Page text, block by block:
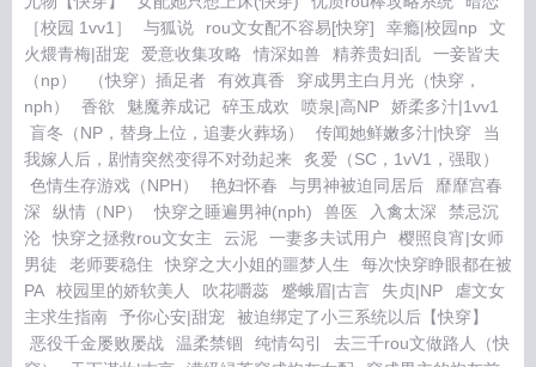
［校园 1vv1］
与狐说 rou文女配不容易[快穿] 幸瘾|校园np
文
火煨青梅|甜宠
爱意收集攻略 情深如兽 精养贵妇|乱
一妾皆夫
（np）
（快穿）插足者 有效真香
穿成男主白月光（快穿，
nph）
香欲 魅魔养成记 碎玉成欢 喷泉|高NP
娇柔多汁|1vv1
盲冬（NP，替身上位，追妻火葬场）
传闻她鲜嫩多汁|快穿
当
我嫁人后，剧情突然变得不对劲起来
炙爱（SC，1vV1，强取）
色情生存游戏（NPH）
艳妇怀春 与男神被迫同居后
靡靡宫春
深
纵情（NP） 快穿之睡遍男神(nph) 兽医 入禽太深
禁忌沉
沦
快穿之拯救rou文女主 云泥 一妻多夫试用户
樱照良宵|女师
男徒
老师要稳住 快穿之大小姐的噩梦人生
每次快穿睁眼都在被
PA
校园里的娇软美人 吹花嚼蕊 蹙蛾眉|古言 失贞|NP
虐文女
主求生指南
予你心安|甜宠
被迫绑定了小三系统以后【快穿】
恶役千金屡败屡战
温柔禁锢 纯情勾引
去三千rou文做路人（快